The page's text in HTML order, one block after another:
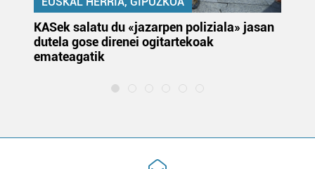
KASek salatu du «jazarpen poliziala» jasan
dutela gose direnei ogitartekoak
emateagatik